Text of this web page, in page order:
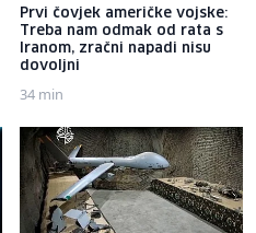
Prvi čovjek američke vojske:
Treba nam odmak od rata s
Iranom, zračni napadi nisu
dovoljni
34 min